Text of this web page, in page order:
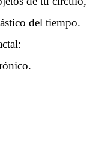
del tiempo.